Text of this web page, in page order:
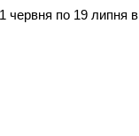
червня по 19